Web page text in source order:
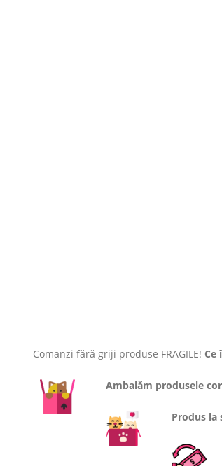
Comanzi fără griji produse FRAGILE! Ce
Ambalăm produsele
Produs la